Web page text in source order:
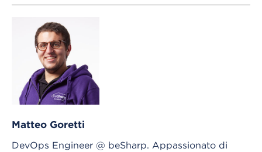
Matteo Goretti
DevOps Engineer @ beSharp. Appassionato di